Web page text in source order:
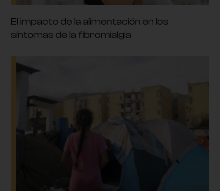
El impacto de la alimentación en los
síntomas de la fibromialgia